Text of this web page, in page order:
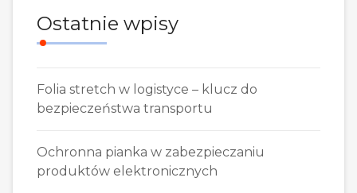
Ostatnie wpisy
Folia stretch w logistyce – klucz do
bezpieczeństwa transportu
Ochronna pianka w zabezpieczaniu
produktów elektronicznych